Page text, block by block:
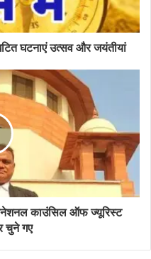
घटनाएं उत्सव और जयंतीयां
काउंसिल ऑफ ज्यूरिस्ट
चुने गए